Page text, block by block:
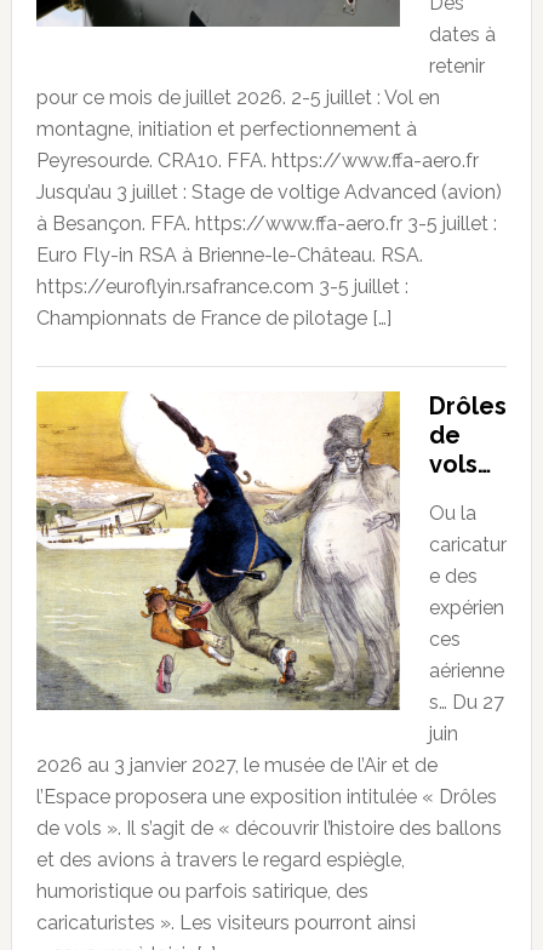
dates à
retenir
pour ce mois de juillet 2026. 2-5 juillet : Vol en
montagne, initiation et perfectionnement à
Peyresourde. CRA10. FFA. https://www.ffa-aero.fr
Jusqu’au 3 juillet : Stage de voltige Advanced (avion)
à Besançon. FFA. https://www.ffa-aero.fr 3-5 juillet :
Euro Fly-in RSA à Brienne-le-Château. RSA.
https://euroflyin.rsafrance.com 3-5 juillet :
Championnats de France de pilotage […]
Drôles
de
vols…
Ou la
caricatur
e des
expérien
ces
aérienne
s… Du 27
juin
2026 au 3 janvier 2027, le musée de l’Air et de
l’Espace proposera une exposition intitulée « Drôles
de vols ». Il s’agit de « découvrir l’histoire des ballons
et des avions à travers le regard espiègle,
humoristique ou parfois satirique, des
caricaturistes ». Les visiteurs pourront ainsi